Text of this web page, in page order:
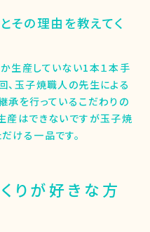
その理由を教えてく
生産していない1本１本手
、玉子焼職人の先生による
承を行っているこだわりの
産はできないですが玉子焼
ける一品です。
りが好きな方